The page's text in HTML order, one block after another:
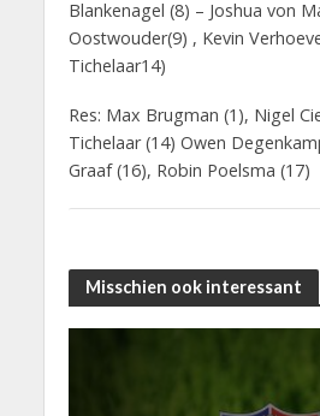
Blankenagel (8) – Joshua von
Oostwouder(9) , Kevin
Tichelaar14)
Res: Max Brugman (1), Nigel
Tichelaar (14) Owen
Graaf (16), Robin Poelsma (17)
Misschien ook interessant